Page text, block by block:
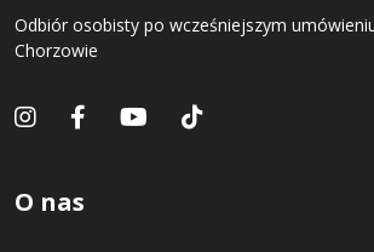
Odbiór osobisty po wcześniejszym
Chorzowie
O nas